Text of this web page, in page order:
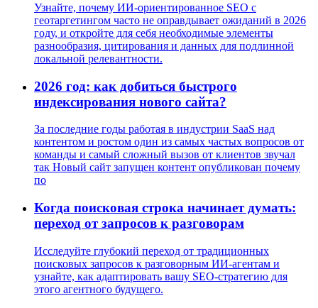
Узнайте, почему ИИ-ориентированное SEO с
геотаргетингом часто не оправдывает ожиданий в 2026
году, и откройте для себя необходимые элементы
разнообразия, цитирования и данных для подлинной
локальной релевантности.
2026 год: как добиться быстрого
индексирования нового сайта?
За последние годы работая в индустрии SaaS над
контентом и ростом один из самых частых вопросов от
команды и самый сложный вызов от клиентов звучал
так Новый сайт запущен контент опубликован почему
по
Когда поисковая строка начинает думать:
переход от запросов к разговорам
Исследуйте глубокий переход от традиционных
поисковых запросов к разговорным ИИ-агентам и
узнайте, как адаптировать вашу SEO-стратегию для
этого агентного будущего.